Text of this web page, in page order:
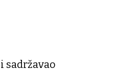
sadržavao